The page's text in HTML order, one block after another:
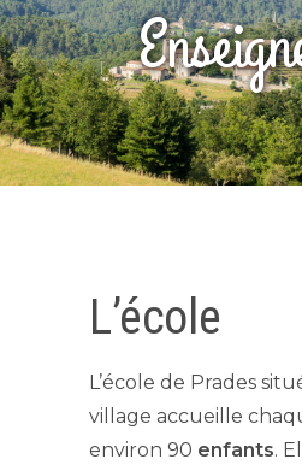
L’école
L’école de Prades
village accueille
environ 90 enfants.